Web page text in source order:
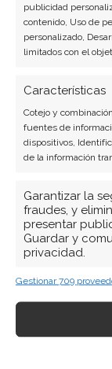
publicidad
contenido, Uso de
personalizado,
limitados con el
Características
Cotejo y
fuentes de
dispositivos,
de la información
Garantizar la
fraudes, y
presentar
Guardar y
privacidad.
Gestionar 709